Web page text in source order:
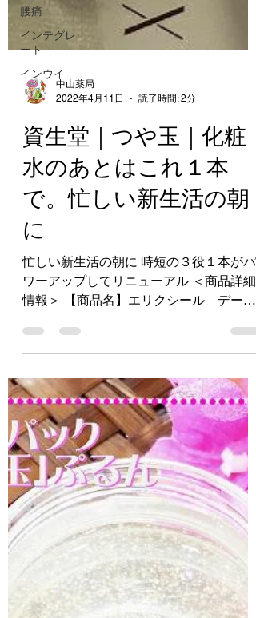
腰痛
インテグレ
ート
インウイ
中山薬局
資生堂｜つや玉｜化粧
水のあとはこれ１本
で。忙しい新生活の朝
に
ワーアップしてリニューアル ＜商品詳細
情報＞ 【商品名】エリクシール デーケ
アレボリューションＳＰ＋ 【ブランド
名】エリクシール 【用途】朝用乳液 Ｓ
ＰＦ５０＋・ＰＡ＋＋＋＋ 【容量・価
格】 35mL / 3,080円 (税込)...